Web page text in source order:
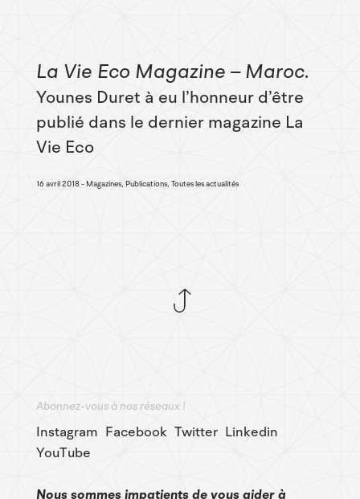
La Vie Eco Magazine – Maroc
Younes Duret à eu l’honneur d’être
publié dans le dernier magazine La
Vie Eco
16 avril 2018 Magazines, Publications, Toutes les actualités
Abonnez-vous à nos réseaux !
Instagram Facebook Twitter Linkedin
YouTube
Nous sommes impatients de vous aider à